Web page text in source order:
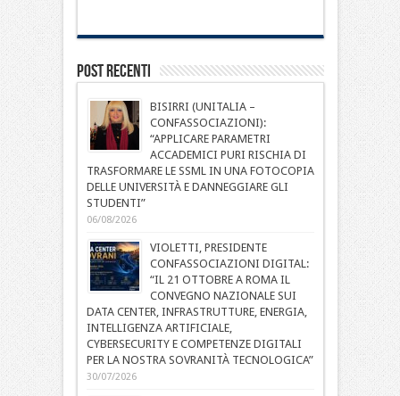
Post Recenti
BISIRRI (UNITALIA –
CONFASSOCIAZIONI):
“APPLICARE PARAMETRI
ACCADEMICI PURI RISCHIA DI
TRASFORMARE LE SSML IN UNA FOTOCOPIA
DELLE UNIVERSITÀ E DANNEGGIARE GLI
STUDENTI”
06/08/2026
VIOLETTI, PRESIDENTE
CONFASSOCIAZIONI DIGITAL:
“IL 21 OTTOBRE A ROMA IL
CONVEGNO NAZIONALE SUI
DATA CENTER, INFRASTRUTTURE, ENERGIA,
INTELLIGENZA ARTIFICIALE,
CYBERSECURITY E COMPETENZE DIGITALI
PER LA NOSTRA SOVRANITÀ TECNOLOGICA”
30/07/2026